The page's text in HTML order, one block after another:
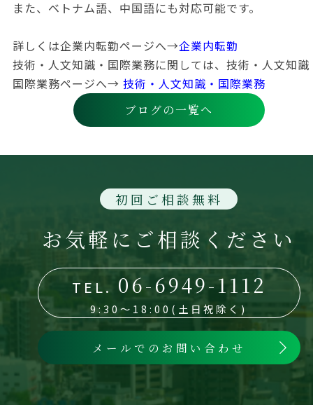
また、ベトナム語、中国語にも対応可能です。
詳しくは企業内転勤ページへ→企業内転勤
技術・人文知識・国際業務に関しては、技術・人文知識
国際業務ページへ→ 技術・人文知識・国際業務
ブログの一覧へ
初回ご相談無料
お気軽にご相談ください
TEL. 06-6949-1112
9:30～18:00(土日祝除く)
メールでのお問い合わせ